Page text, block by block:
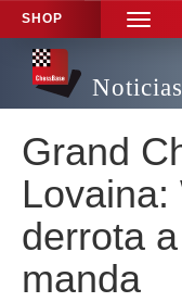
SHOP
TOGGLE
Grand
Lovaina:
derrota
manda